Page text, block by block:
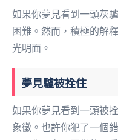
如果你夢見看到一頭灰
困難。然而，積極的解
光明面。
夢見驢被拴住
如果你夢見看到一頭被
象徵。也許你犯了一個